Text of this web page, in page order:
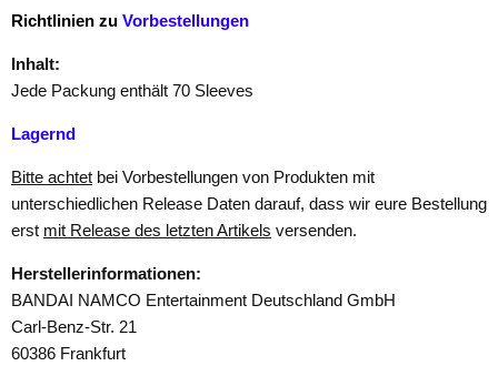
Richtlinien zu Vorbestellungen
Inhalt:
Jede Packung enthält 70 Sleeves
Lagernd
Bitte achtet bei Vorbestellungen von Produkten mit
unterschiedlichen Release Daten darauf, dass wir eure Bestellung
erst mit Release des letzten Artikels versenden.
Herstellerinformationen:
BANDAI NAMCO Entertainment Deutschland GmbH
Carl-Benz-Str. 21
60386 Frankfurt